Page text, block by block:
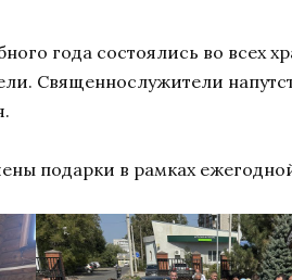
года состоялись во
Священнослужители
подарки в рамках